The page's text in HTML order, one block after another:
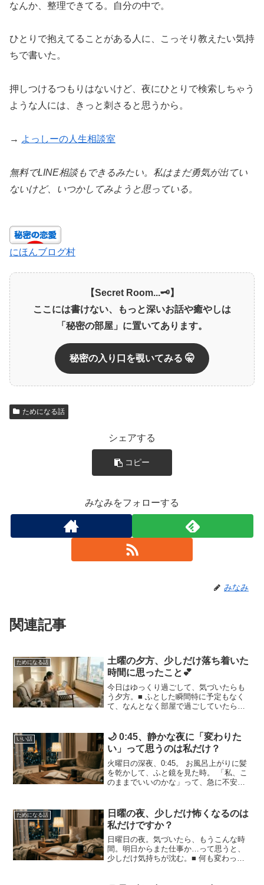
なんか、整理できてる。自分の中で。
ひとりで抱えてることがある人に、こっそり教えたい気持
ちで書いた。
押しつけるつもりはないけど、夜にひとりで検索しちゃう
ような人には、きっと刺さると思うから。
→ よっしーの人生相談室
無料でLINE相談もできるみたい。私はまだ勇気が出てい
ないけど、いつかしてみようと思っている。
にほんブログ村
【Secret Room...🗝️】
ここには書けない、もっと深いお話や癒やしは
「秘密の部屋」に置いてあります。
秘密の入り口を覗いてみる 🤫
ためになる話
シェアする
コピー
みなみをフォローする
みなみ
関連記事
ためになる話
土曜の夕方、少しだけ落ち着いた
時間に思ったこと💕
今日はゆっくり過ごして、気づいたらも
う夕方。■ ふとした瞬間特に予定もなく
て、なんとなく部屋で過ごしていたら、
少しだけ自分のことを考える。無理に変
える必要はないけど、...
いい話
🌙 0:45、静かな夜に「変わりた
い」って思うのは私だけ？
火曜日の深夜、0:45。 お風呂上がりに髪
を乾かして、ふと鏡を見た時。 「私、こ
のままでいいのかな」って、急に不安に
も、1年前の自分と比べて、何かが劇的に
変わったわけじ...
ためになる話
日曜の夜、少しだけ怖くなるのは
私だけですか？
日曜日の夜。気づいたら、もうこんな時
間。明日からまた仕事か…って思うと、
少しだけ気持ちが沈む。■ 何も変わって